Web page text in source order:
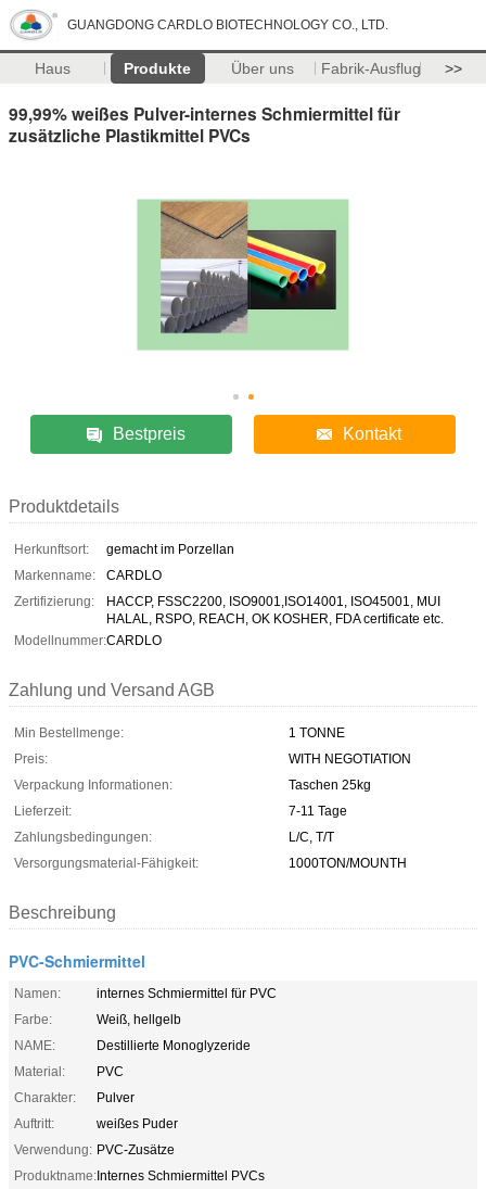
GUANGDONG CARDLO BIOTECHNOLOGY CO., LTD.
Haus Produkte Über uns Fabrik-Ausflug >>
99,99% weißes Pulver-internes Schmiermittel für
zusätzliche Plastikmittel PVCs
Bestpreis Kontakt
Produktdetails
Herkunftsort:
gemacht im Porzellan
Markenname:
CARDLO
Zertifizierung:
HACCP, FSSC2200, ISO9001,ISO14001, ISO45001, MUI
HALAL, RSPO, REACH, OK KOSHER, FDA certificate etc.
Modellnummer:CARDLO
Zahlung und Versand AGB
Min Bestellmenge:
1 TONNE
Preis:
WITH NEGOTIATION
Verpackung Informationen:
Taschen 25kg
Lieferzeit:
7-11 Tage
Zahlungsbedingungen:
L/C, T/T
Versorgungsmaterial-Fähigkeit:
1000TON/MOUNTH
Beschreibung
PVC-Schmiermittel
Namen:
internes Schmiermittel für PVC
Farbe:
Weiß, hellgelb
NAME:
Destillierte Monoglyzeride
Material:
PVC
Charakter:
Pulver
Auftritt:
weißes Puder
Verwendung: PVC-Zusätze
Produktname:Internes Schmiermittel PVCs